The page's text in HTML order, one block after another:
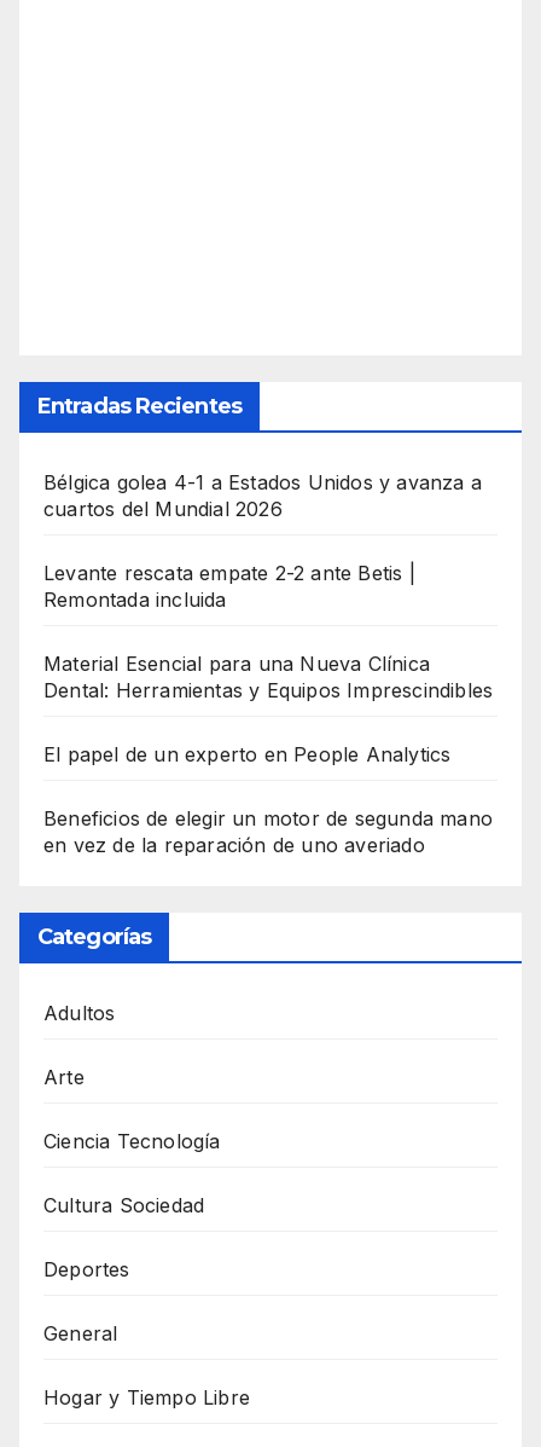
Entradas Recientes
Bélgica golea 4-1 a Estados Unidos y avanza a
cuartos del Mundial 2026
Levante rescata empate 2-2 ante Betis |
Remontada incluida
Material Esencial para una Nueva Clínica
Dental: Herramientas y Equipos Imprescindibles
El papel de un experto en People Analytics
Beneficios de elegir un motor de segunda mano
en vez de la reparación de uno averiado
Categorías
Adultos
Arte
Ciencia Tecnología
Cultura Sociedad
Deportes
General
Hogar y Tiempo Libre